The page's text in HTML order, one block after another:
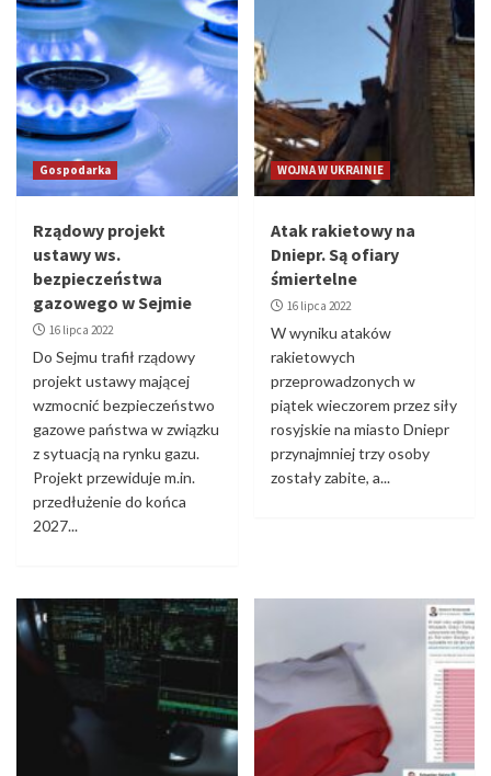
5
przypadków od lat
Gospodarka
Rządowy projekt
ustawy ws.
bezpieczeństwa
gazowego w Sejmie
16 lipca 2022
Do Sejmu trafił rządowy
projekt ustawy mającej
wzmocnić bezpieczeństwo
gazowe państwa w związku
z sytuacją na rynku gazu.
Projekt przewiduje m.in.
przedłużenie do końca
2027...
WOJNA W UKRAINIE
Atak rakietowy na
Dniepr. Są ofiary
śmiertelne
16 lipca 2022
W wyniku ataków
rakietowych
przeprowadzonych w
piątek wieczorem przez siły
rosyjskie na miasto Dniepr
przynajmniej trzy osoby
zostały zabite, a...